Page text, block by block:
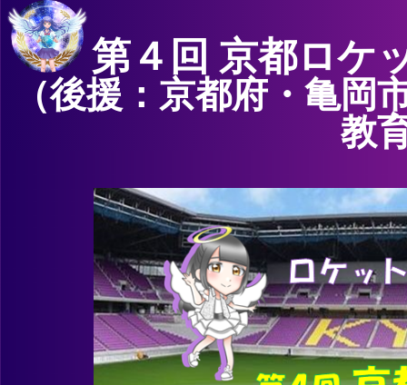
第４回 京都ロケ
（後援：京都府・亀岡
教